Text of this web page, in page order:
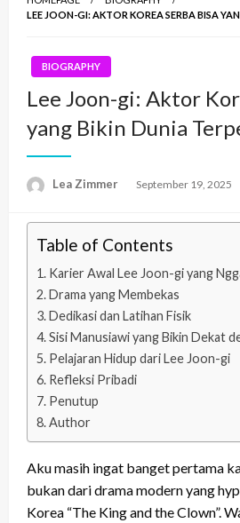
LEE JOON-GI: AKTOR KOREA SERBA BISA
BIOGRAPHY
Lee Joon-gi: Aktor
yang Bikin Dunia
Lea Zimmer
Posted
September 19, 2025
Table of Contents
Karier Awal Lee Joon-gi yang
Drama yang Membekas
Dedikasi dan Latihan Fisik
Sisi Manusiawi yang Bikin Dekat
Pelajaran Hidup dari Lee Joon-gi
Refleksi Pribadi
Penutup
Author
Aku masih ingat banget pertama
bukan dari drama modern yang
Korea “The King and the Clown”.